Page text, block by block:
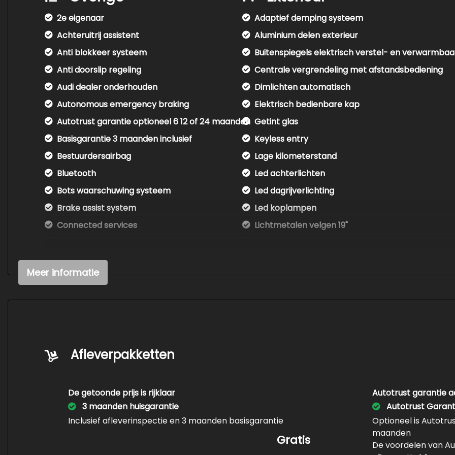
2e eigenaar
Achteruitrij assistent
Anti blokkeer systeem
Anti doorslip regeling
Audi dealer onderhouden
Autonomous emergency braking
Autotrust garantie optioneel 6 12 of 24 maanden
Basisgarantie 3 maanden inclusief
Bestuurdersairbag
Bluetooth
Bots waarschuwing systeem
Brake assist system
Connected services
Elektronisch sper differentieel
Elektronisch stabiliteits programma
Schakelpaddles
Sportstuur leder
Zij airbag(s) voor
Adaptief demping systeem
Aluminium delen exterieur
Buitenspiegels elektrisch verstel- en
Centrale vergrendeling met afstandsbediening
Dimlichten automatisch
Elektrisch bedienbare kap
Getint glas
Keyless entry
Lage kilometerstand
Led achterlichten
Led dagrijverlichting
Led koplampen
Lichtmetalen velgen 19"
Parkeersensor voor en achter
Achterbank in delen neerklapbaar
Airco
Airco separaat achter
Meer informatie
Afleverpakketten
De getoonde prijs is rijklaar
3 maanden huisgarantie
Inclusief afleverinspectie en 3 maanden basisgarantie
Gratis
Autotrust garantie
Autotrust
Optioneel is
maanden
De voordelen van